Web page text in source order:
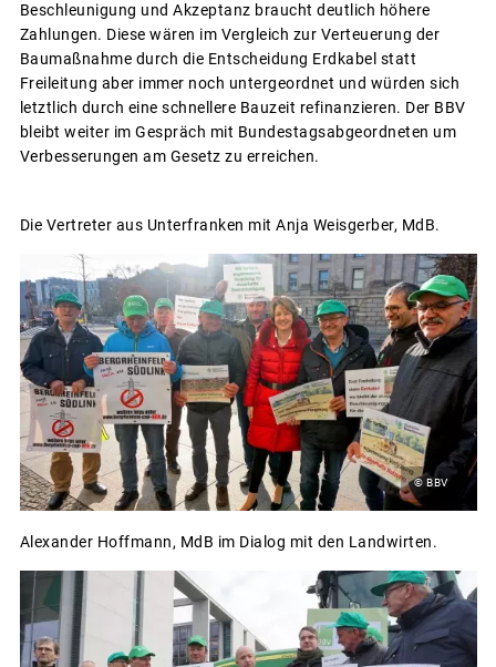
Beschleunigung und Akzeptanz braucht deutlich höhere
Zahlungen. Diese wären im Vergleich zur Verteuerung der
Baumaßnahme durch die Entscheidung Erdkabel statt
Freileitung aber immer noch untergeordnet und würden sich
letztlich durch eine schnellere Bauzeit refinanzieren. Der BBV
bleibt weiter im Gespräch mit Bundestagsabgeordneten um
Verbesserungen am Gesetz zu erreichen.
Die Vertreter aus Unterfranken mit Anja Weisgerber, MdB.
© BBV
Alexander Hoffmann, MdB im Dialog mit den Landwirten.